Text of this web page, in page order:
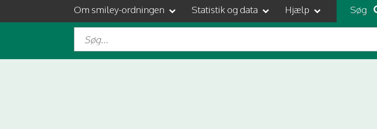
Om smiley-ordningen Statistik og data Hjælp Søg